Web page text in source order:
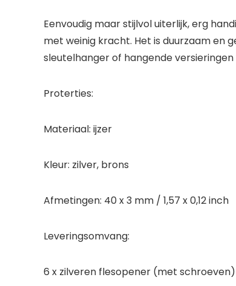
Eenvoudig maar stijlvol uiterlijk, erg
met weinig kracht. Het is duurzaam en
sleutelhanger of hangende
Proterties:
Materiaal: ijzer
Kleur: zilver, brons
Afmetingen: 40 x 3 mm / 1,57 x 0,12 inch
Leveringsomvang:
6 x zilveren flesopener (met schroeven)